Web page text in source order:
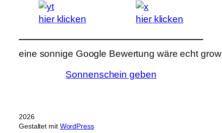
hier klicken hier klicken
eine sonnige Google Bewertung wäre echt
Sonnenschein geben
2026
Gestaltet mit WordPress